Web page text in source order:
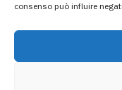
consenso può influire